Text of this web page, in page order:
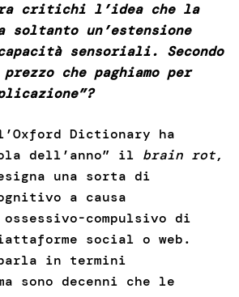
critichi l’idea che la
soltanto un’estensione
sensoriali. Secondo
che paghiamo per
l’Oxford Dictionary ha
dell’anno” il brain rot,
una sorta di
a causa
compulsivo di
social o web.
parla in termini
sono decenni che le